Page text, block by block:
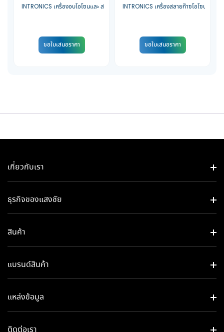
INTRONICS เครื่องอบโอโซนและ สลายโอโซน ในตัวเดียวกัน รุ่น OZ-4GN
ขอใบเสนอราคา
INTRONICS เครื่องสลายก๊าซโอโซน
ขอใบเสนอราคา
เกี่ยวกับเรา
ธุรกิจของแสงชัย​
สินค้า
แบรนด์สินค้า
แหล่งข้อมูล
ติดต่อเรา